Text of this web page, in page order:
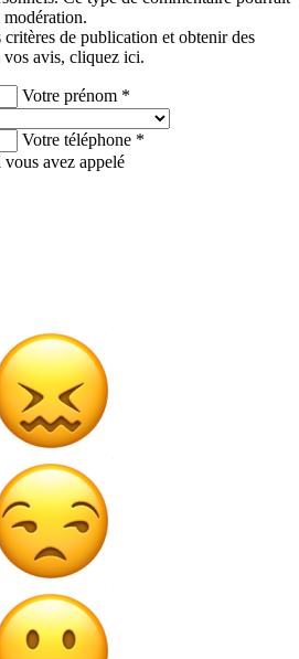
modération.
de publication et obtenir des
vos avis, cliquez ici.
Votre prénom *
Votre téléphone *
avez appelé